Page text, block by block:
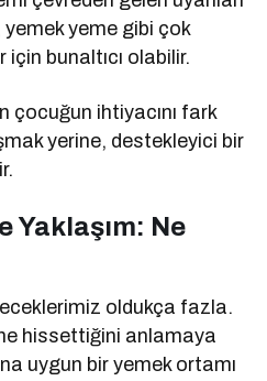
yemek yeme gibi çok
bunaltıcı olabilir.
çocuğun ihtiyacını fark
yerine, destekleyici bir
Yaklaşım: Ne
oldukça fazla.
hissettiğini anlamaya
uygun bir yemek ortamı